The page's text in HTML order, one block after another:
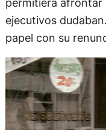
ejecutivos
papel con su